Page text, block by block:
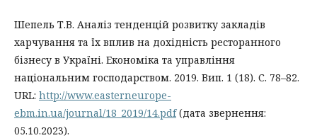
Шепель Т.В. Аналіз тенденцій розвитку закладів
харчування та їх вплив на дохідність ресторанного
бізнесу в Україні. Економіка та управління
національним господарством. 2019. Вип. 1 (18). С. 78–82.
URL: http://www.easterneurope-
ebm.in.ua/journal/18_2019/14.pdf(дата звернення:
05.10.2023).